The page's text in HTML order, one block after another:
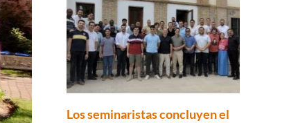
Los seminaristas concluyen el